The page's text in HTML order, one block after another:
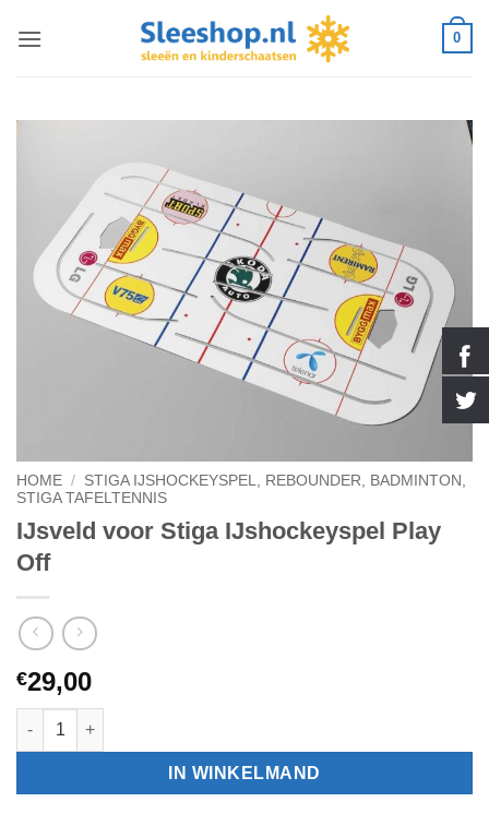
naar
0
HOME / STIGA IJSHOCKEYSPEL, REBOUNDER, BADMINTON,
STIGA TAFELTENNIS
IJsveld voor Stiga IJshockeyspel Play
Off
€29,00
IJsveld voor Stiga IJshockeyspel Play Off aantal
IN WINKELMAND